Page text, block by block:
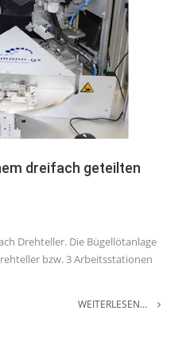
dreifach geteilten
Drehteller. Die Bügellötanlage
bzw. 3 Arbeitsstationen
WEITERLESEN...